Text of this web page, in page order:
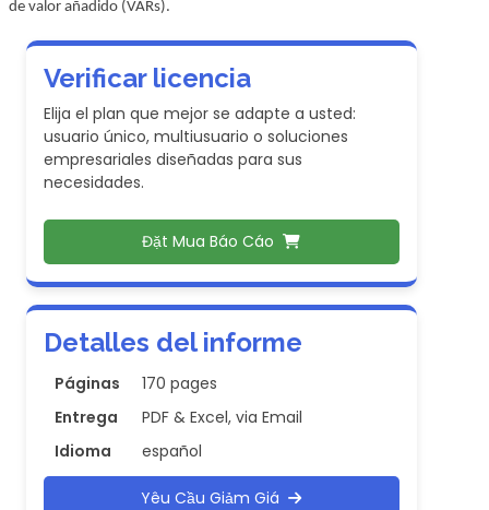
de valor añadido (VARs).
Verificar licencia
Elija el plan que mejor se adapte a usted:
usuario único, multiusuario o soluciones
empresariales diseñadas para sus
necesidades.
Đặt Mua Báo Cáo
Detalles del informe
Páginas
170 pages
Entrega
PDF & Excel, via Email
Idioma
español
Yêu Cầu Giảm Giá